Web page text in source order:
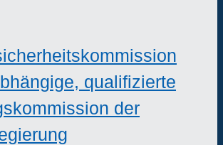
qualifizierte
der